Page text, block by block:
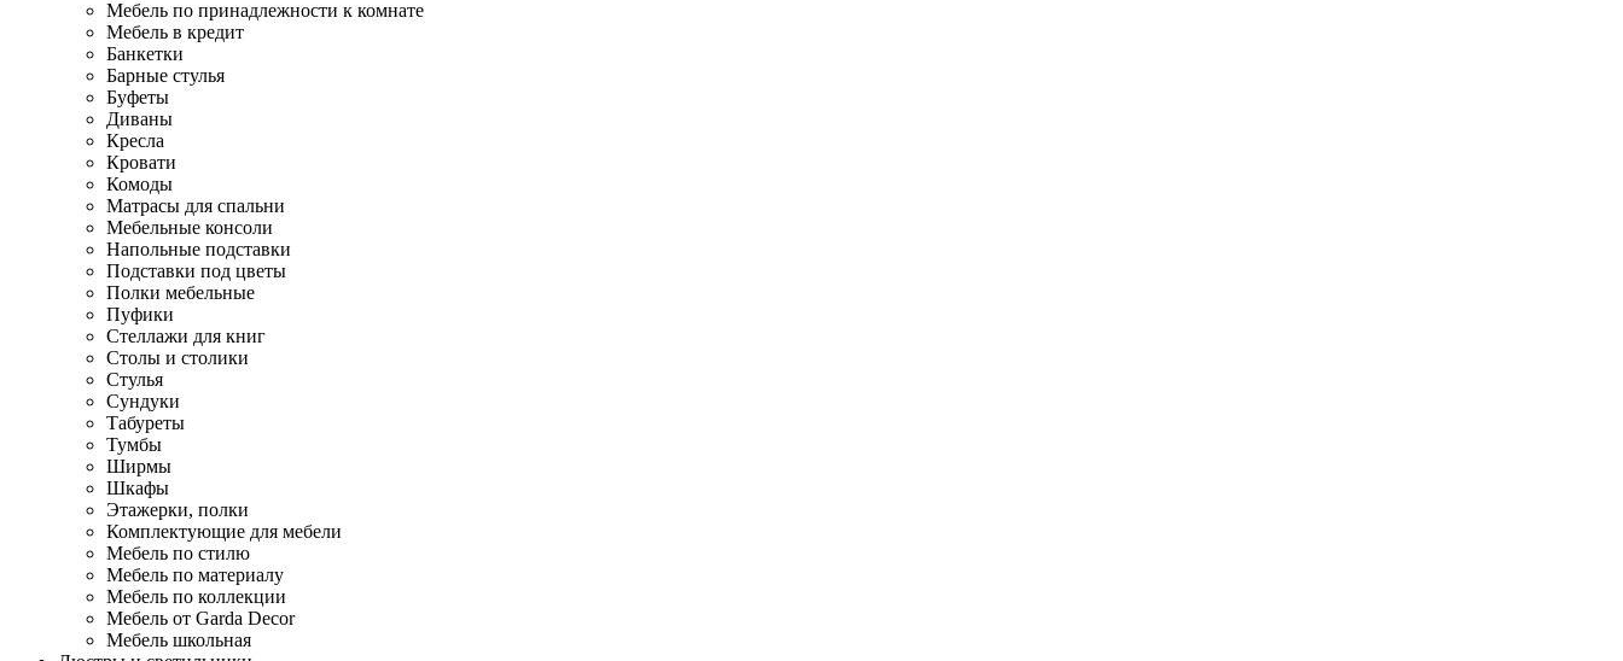
Мебель по принадлежности к комнате
Мебель в кредит
Банкетки
Барные стулья
Буфеты
Диваны
Кресла
Кровати
Комоды
Матрасы для спальни
Мебельные консоли
Напольные подставки
Подставки под цветы
Полки мебельные
Пуфики
Стеллажи для книг
Столы и столики
Стулья
Сундуки
Табуреты
Тумбы
Ширмы
Шкафы
Этажерки, полки
Комплектующие для мебели
Мебель по стилю
Мебель по материалу
Мебель по коллекции
Мебель от Garda Decor
Мебель школьная